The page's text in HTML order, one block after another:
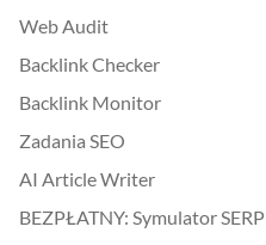
Web Audit
Backlink Checker
Backlink Monitor
Zadania SEO
AI Article Writer
BEZPŁATNY: Symulator SERP